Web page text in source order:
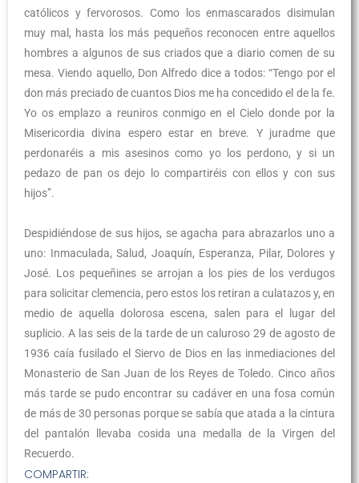
católicos y fervorosos. Como los enmascarados disimulan
muy mal, hasta los más pequeños reconocen entre aquellos
hombres a algunos de sus criados que a diario comen de su
mesa. Viendo aquello, Don Alfredo dice a todos: “Tengo por el
don más preciado de cuantos Dios me ha concedido el de la fe.
Yo os emplazo a reuniros conmigo en el Cielo donde por la
Misericordia divina espero estar en breve. Y juradme que
perdonaréis a mis asesinos como yo los perdono, y si un
pedazo de pan os dejo lo compartiréis con ellos y con sus
hijos”.
Despidiéndose de sus hijos, se agacha para abrazarlos uno a
uno: Inmaculada, Salud, Joaquín, Esperanza, Pilar, Dolores y
José. Los pequeñines se arrojan a los pies de los verdugos
para solicitar clemencia, pero estos los retiran a culatazos y, en
medio de aquella dolorosa escena, salen para el lugar del
suplicio. A las seis de la tarde de un caluroso 29 de agosto de
1936 caía fusilado el Siervo de Dios en las inmediaciones del
Monasterio de San Juan de los Reyes de Toledo. Cinco años
más tarde se pudo encontrar su cadáver en una fosa común
de más de 30 personas porque se sabía que atada a la cintura
del pantalón llevaba cosida una medalla de la Virgen del
Recuerdo.
COMPARTIR: